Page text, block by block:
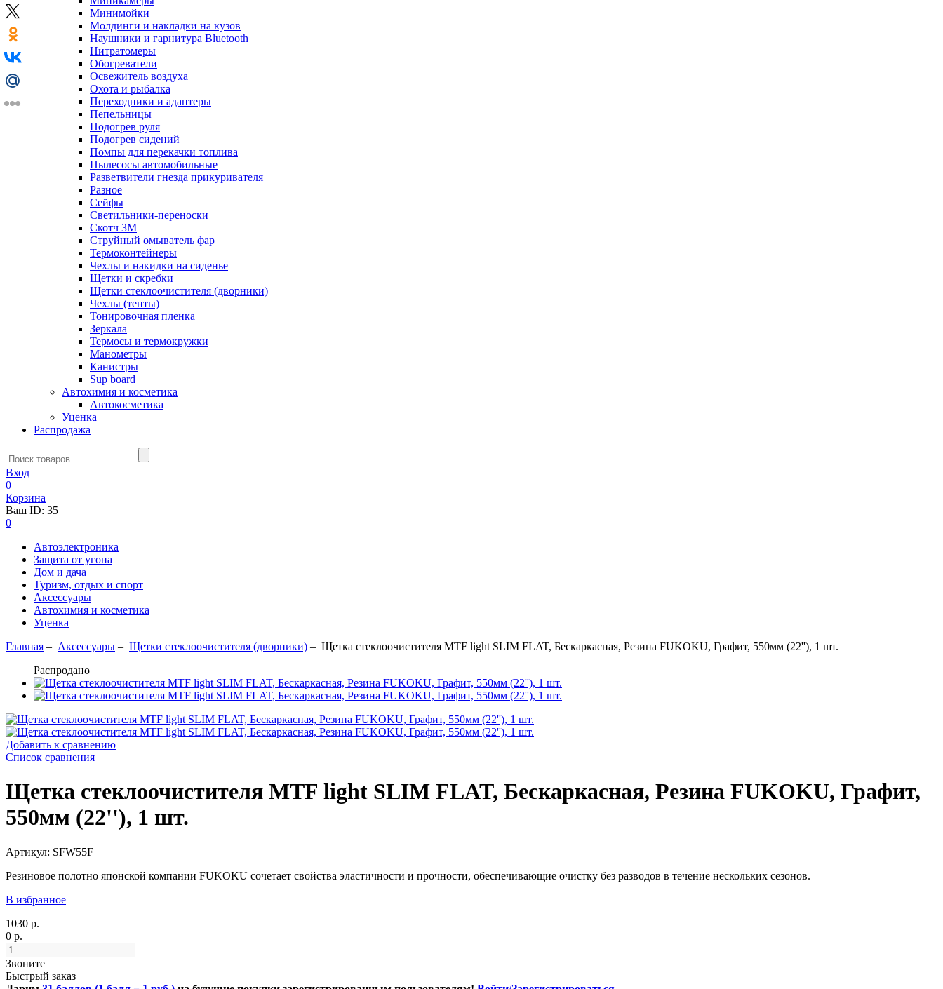
Минимойки
Молдинги и накладки на кузов
Наушники и гарнитура Bluetooth
Нитратомеры
Обогреватели
Освежитель воздуха
Охота и рыбалка
Переходники и адаптеры
Пепельницы
Подогрев руля
Подогрев сидений
Помпы для перекачки топлива
Пылесосы автомобильные
Разветвители гнезда прикуривателя
Разное
Сейфы
Светильники-переноски
Скотч 3М
Струйный омыватель фар
Термоконтейнеры
Чехлы и накидки на сиденье
Щетки и скребки
Щетки стеклоочистителя (дворники)
Чехлы (тенты)
Тонировочная пленка
Зеркалa
Термосы и термокружки
Манометры
Канистры
Sup board
Автохимия и косметика
Автокосметика
Уценка
Распродажа
Вход
0
Корзина
Ваш ID: 35
0
Автоэлектроника
Защита от угона
Дом и дача
Туризм, отдых и спорт
Аксессуары
Автохимия и косметика
Уценка
Главная – Аксессуары – Щетки стеклоочистителя (дворники) – Щетка стеклоочистителя MTF light SLIM FLAT, Бескаркасная, Резина FUKOKU, Графит, 550мм (22''), 1 шт.
Распродано
Добавить к сравнению
Список сравнения
Щетка стеклоочистителя MTF light SLIM FLAT, Бескаркасная, Резина FUKOKU, Графит,
550мм (22''), 1 шт.
Артикул: SFW55F
Резиновое полотно японской компании FUKOKU сочетает свойства эластичности и прочности, обеспечивающие очистку без разводов в течение нескольких сезонов.
В избранное
1030 р.
0 р.
Звоните
Быстрый заказ